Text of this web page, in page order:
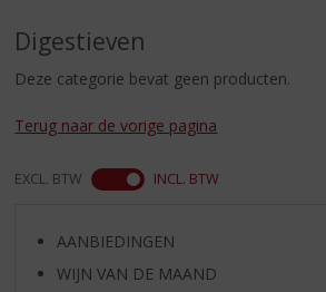
r
i
g
a
Digestieven
Deze categorie bevat geen producten.
Terug naar de vorige pagina
EXCL. BTW INCL. BTW
AANBIEDINGEN
WIJN VAN DE MAAND